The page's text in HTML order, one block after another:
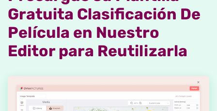
Gratuita Clasificación De
Película en Nuestro
Editor para Reutilizarla